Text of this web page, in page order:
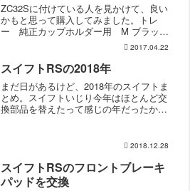
ZC32Sに付けている人を見かけて、良い
かもと思って購入してみました。トレ
ー 純正カップホルダー用 M ブラック
購入したのはカーメイトのトレー 純正
カップホルダー用 M ブラックで、品番
はCZ370です。商品の実物を見て購入し
たかったのです...
2017.04.22
スイフトRSの2018年
まだ日があるけど、2018年のスイフトま
とめ。スイフトいじり今年はほとんど交
換部品を替えたって感じの年だったかな
中華ドラレコ)を導入・夏タイヤを純正か
2018.12.28
スイフトRSのフロントブレーキ
パッドを交換